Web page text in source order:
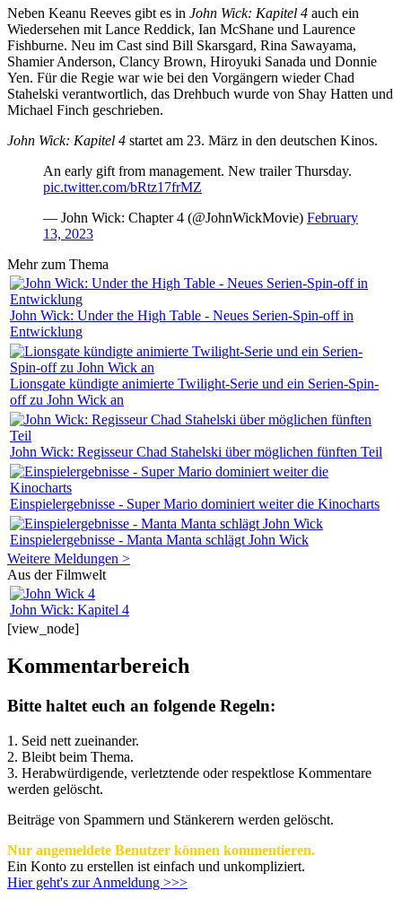
Neben Keanu Reeves gibt es in John Wick: Kapitel 4 auch ein
Wiedersehen mit Lance Reddick, Ian McShane und Laurence
Fishburne. Neu im Cast sind Bill Skarsgard, Rina Sawayama,
Shamier Anderson, Clancy Brown, Hiroyuki Sanada und Donnie
Yen. Für die Regie war wie bei den Vorgängern wieder Chad
Stahelski verantwortlich, das Drehbuch wurde von Shay Hatten und
Michael Finch geschrieben.
John Wick: Kapitel 4 startet am 23. März in den deutschen Kinos.
An early gift from management. New trailer Thursday.
pic.twitter.com/bRtz17frMZ
— John Wick: Chapter 4 (@JohnWickMovie) February
13, 2023
Mehr zum Thema
John Wick: Under the High Table - Neues Serien-Spin-off in
Entwicklung
Lionsgate kündigte animierte Twilight-Serie und ein Serien-Spin-
off zu John Wick an
John Wick: Regisseur Chad Stahelski über möglichen fünften Teil
Einspielergebnisse - Super Mario dominiert weiter die Kinocharts
Einspielergebnisse - Manta Manta schlägt John Wick
Weitere Meldungen >
Aus der Filmwelt
John Wick: Kapitel 4
[view_node]
Kommentarbereich
Bitte haltet euch an folgende Regeln:
1. Seid nett zueinander.
2. Bleibt beim Thema.
3. Herabwürdigende, verletztende oder respektlose Kommentare
werden gelöscht.
Beiträge von Spammern und Stänkerern werden gelöscht.
Nur angemeldete Benutzer können kommentieren.
Ein Konto zu erstellen ist einfach und unkompliziert.
Hier geht's zur Anmeldung >>>